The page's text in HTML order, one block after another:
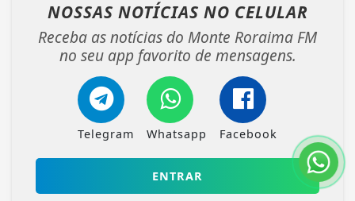
NOSSAS NOTÍCIAS NO CELULAR
Receba as notícias do Monte Roraima FM
no seu app favorito de mensagens.
Telegram Whatsapp Facebook
ENTRAR